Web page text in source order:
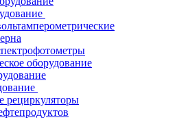
оборудование
рециркуляторы